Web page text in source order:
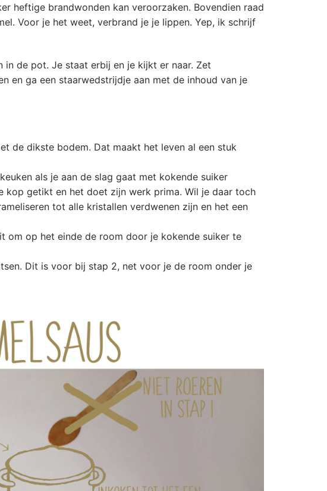
heftige brandwonden kan veroorzaken. Bovendien raad
Voor je het weet, verbrand je je lippen. Yep, ik schrijf
in de pot. Je staat erbij en je kijkt er naar. Zet
en ga een staarwedstrijdje aan met de inhoud van je
de dikste bodem. Dat maakt het leven al een stuk
als je aan de slag gaat met kokende suiker
kop getikt en het doet zijn werk prima. Wil je daar toch
tot alle kristallen verdwenen zijn en het een
om op het einde de room door je kokende suiker te
Dit is voor bij stap 2, net voor je de room onder je